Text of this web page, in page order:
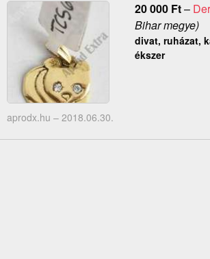
20 000 Ft–
Bihar megye)
divat, ruházat,
ékszer
aprodx.hu – 2018.06.30.